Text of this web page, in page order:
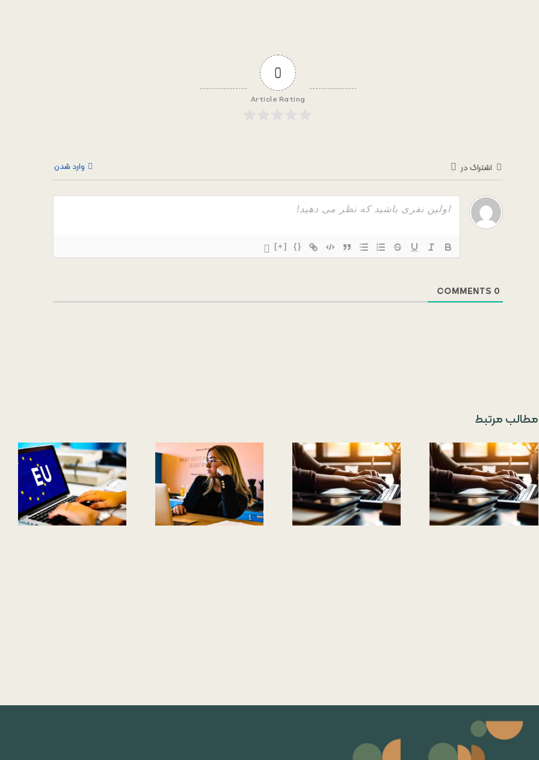
0
Article Rating
اشتراک در وارد شدن
{}
[+]
0
مطالب مرتبط